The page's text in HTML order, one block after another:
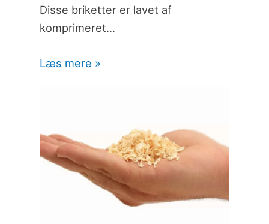
Disse briketter er lavet af
komprimeret…
Læs mere »